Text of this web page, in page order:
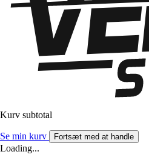
Kurv subtotal
Se min kurv Fortsæt med at handle
Loading...